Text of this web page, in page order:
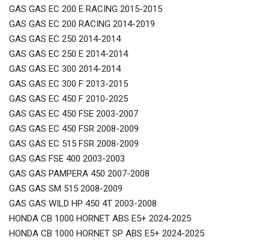
GAS GAS EC 200 E RACING 2015-2015
GAS GAS EC 200 RACING 2014-2019
GAS GAS EC 250 2014-2014
GAS GAS EC 250 E 2014-2014
GAS GAS EC 300 2014-2014
GAS GAS EC 300 F 2013-2015
GAS GAS EC 450 F 2010-2025
GAS GAS EC 450 FSE 2003-2007
GAS GAS EC 450 FSR 2008-2009
GAS GAS EC 515 FSR 2008-2009
GAS GAS FSE 400 2003-2003
GAS GAS PAMPERA 450 2007-2008
GAS GAS SM 515 2008-2009
GAS GAS WILD HP 450 4T 2003-2008
HONDA CB 1000 HORNET ABS E5+ 2024-2025
HONDA CB 1000 HORNET SP ABS E5+ 2024-2025